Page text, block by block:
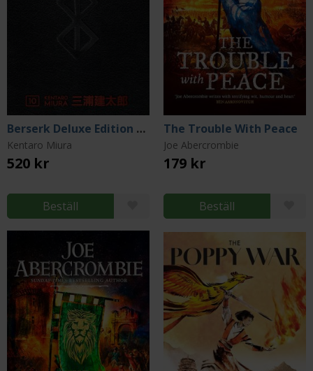
Berserk Deluxe Edition Vol 10
Kentaro Miura
520 kr
Beställ
The Trouble With Peace
Joe Abercrombie
179 kr
Beställ